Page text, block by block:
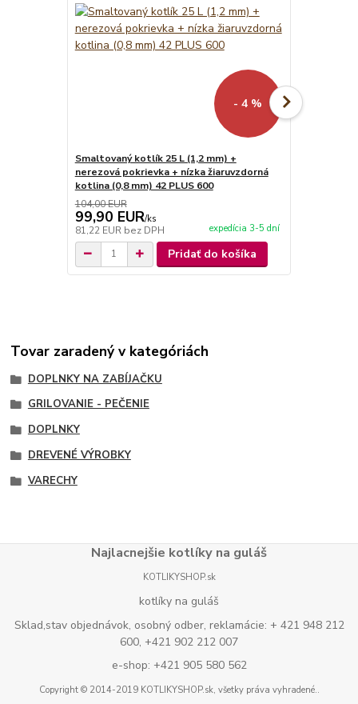
- 4 %
Smaltovaný kotlík 25 L (1,2 mm) +
nerezová pokrievka + nízka žiaruvzdorná
kotlina (0,8 mm) 42 PLUS 600
104,00 EUR
99,90 EUR/ks
81,22 EUR bez DPH expedícia 3-5 dní
Pridať do košíka
Tovar zaradený v kategóriách
DOPLNKY NA ZABÍJAČKU
GRILOVANIE - PEČENIE
DOPLNKY
DREVENÉ VÝROBKY
VARECHY
Najlacnejšie kotlíky na guláš
KOTLIKYSHOP.sk
kotlíky na guláš
Sklad,stav objednávok, osobný odber, reklamácie: + 421 948 212
600, +421 902 212 007
e-shop: +421 905 580 562
Copyright © 2014-2019 KOTLIKYSHOP.sk, všetky práva vyhradené..